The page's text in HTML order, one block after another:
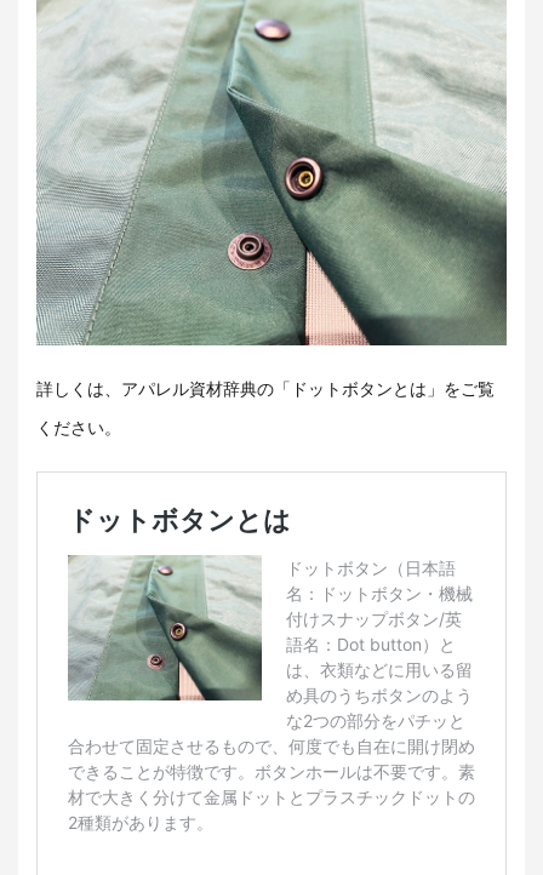
詳しくは、アパレル資材辞典の「ドットボタンとは」をご覧
ください。